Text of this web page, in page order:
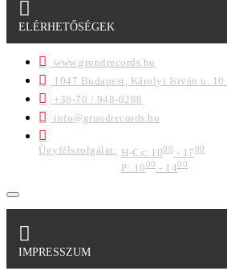
ELÉRHETŐSÉGEK
www.grundrecords.hu
1047 Budapest, Károlyi István u. 10.
+36-70 / 948-0288
info@grundrecords.hu
Ügyfélszolgálat: H-Cs: 1000 - 1700
P: 1000- 1400
IMPRESSZUM